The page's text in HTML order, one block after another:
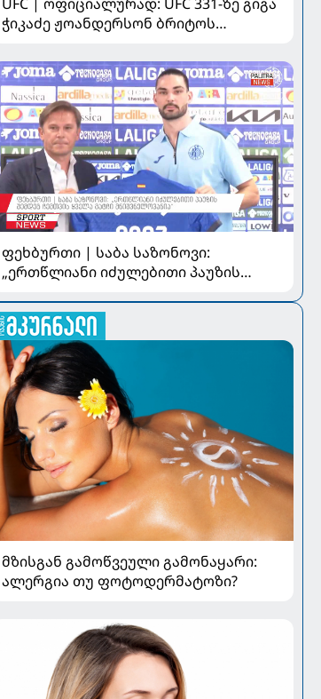
ჭიკაძე ჟოანდერსონ ბრიტოს
ფეხბურთი | საბა საზონოვი:
„ერთწლიანი იძულებითი პაუზის
მნიშვნელოვანია“
მზისგან გამოწვეული გამონაყარი:
ალერგია თუ ფოტოდერმატოზი?